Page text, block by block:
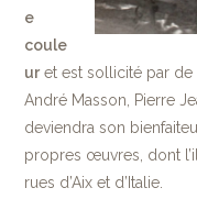
e
coule
ur et est sollicité par de
André Masson, Pierre
deviendra son
propres œuvres, dont
rues d’Aix et d’Italie.